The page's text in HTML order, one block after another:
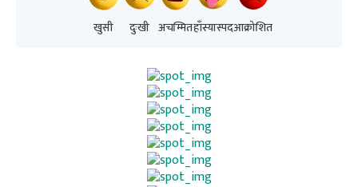
खुसी दुःखी अचम्मितहाँस्यास्पदआक्रोशित